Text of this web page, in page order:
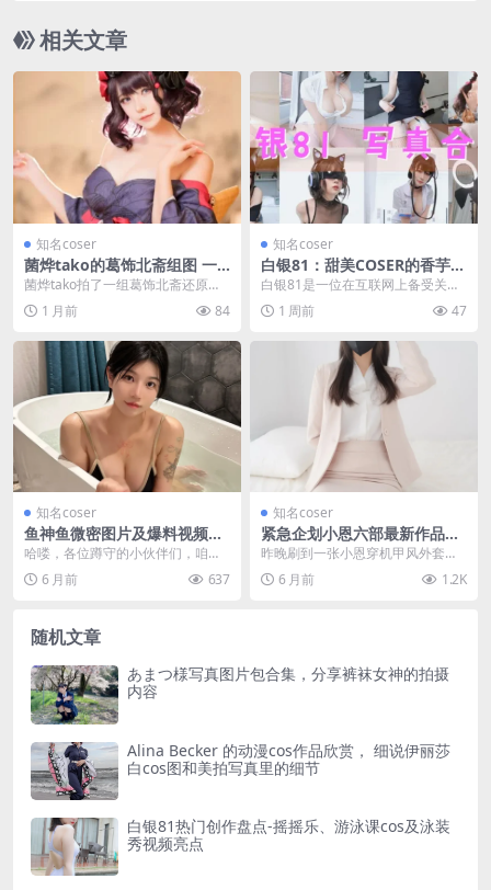
相关文章
知名coser
菌烨tako的葛饰北斋组图 一
场暴雨、一张旧纸，和藏不住
菌烨tako拍了一组葛饰北斋还原
图，背后故事比图本身还精彩：下
车遇暴雨、光脚进影...
1 月前 84
知名coser
白银81：甜美COSER的香芋味
免费图片与视频合集
白银81是一位在互联网上备受关注
的COS美女，以其出众容貌和对角
色的深刻诠释吸引...
1 周前 47
知名coser
鱼神鱼微密图片及爆料视频合
集最新更新，高清资源在线观
看指南
哈喽，各位蹲守的小伙伴们，咱们
又见面了。今天要聊的这位主角，
在圈子里确实挺有动静...
6 月前 637
知名coser
紧急企划小恩六部最新作品全
收录，附奶昔全集套图资源
昨晚刷到一张小恩穿机甲风外套的
照片，背景是废墟城市的夜景，金
属材质在灯光下的反光...
6 月前 1.2K
随机文章
あまつ様写真图片包合集，分享裤袜女神的拍摄
内容
Alina Becker 的动漫cos作品欣赏， 细说伊丽莎
白cos图和美拍写真里的细节
白银81热门创作盘点-摇摇乐、游泳课cos及泳装
秀视频亮点